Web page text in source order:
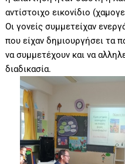
αντίστοιχο εικονίδιο
Οι γονείς συμμετείχαν
που είχαν δημιουργήσει τα
να συμμετέχουν και να
διαδικασία.